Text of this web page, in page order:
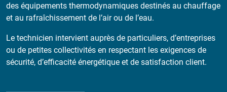
des équipements thermodynamiques destinés au chauffage
et au rafraîchissement de l’air ou de l’eau.
Le technicien intervient auprès de particuliers, d’entreprises
ou de petites collectivités en respectant les exigences de
sécurité, d’efficacité énergétique et de satisfaction client.